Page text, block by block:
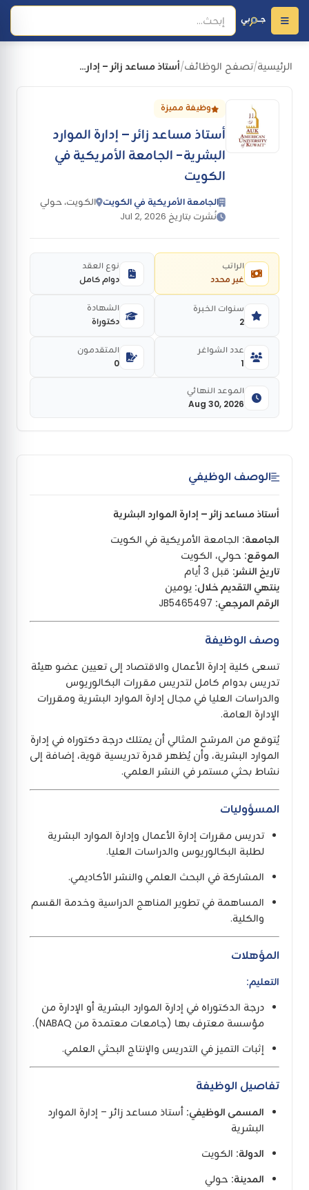
الرئيسية/تصفح الوظائف/ أستاذ مساعد زائر – إدارة الموارد البشرية- الجامعة الأمريكية في الكويت
وظيفة مميزة
أستاذ مساعد زائر – إدارة الموارد
البشرية- الجامعة الأمريكية في
الكويت
الجامعة الأمريكية في الكويت الكويت، حولي
نُشرت بتاريخ Jul 2, 2026
غير محدد
الراتب
دوام كامل
نوع العقد
2
سنوات الخبرة
دكتوراة
الشهادة
1
عدد الشواغر
0
المتقدمون
Aug 30, 2026
الموعد النهائي
الوصف الوظيفي
أستاذ مساعد زائر – إدارة الموارد البشرية
الجامعة: الجامعة الأمريكية في الكويت
الموقع: حولي، الكويت
تاريخ النشر: قبل 3 أيام
ينتهي التقديم خلال: يومين
الرقم المرجعي:
وصف الوظيفة
تسعى كلية إدارة الأعمال والاقتصاد إلى تعيين عضو هيئة
تدريس بدوام كامل لتدريس مقررات البكالوريوس
والدراسات العليا في مجال إدارة الموارد البشرية ومقررات
الإدارة العامة.
يُتوقع من المرشح المثالي أن يمتلك درجة دكتوراه في إدارة
الموارد البشرية، وأن يُظهر قدرة تدريسية قوية، إضافة إلى
نشاط بحثي مستمر في النشر العلمي.
المسؤوليات
تدريس مقررات إدارة الأعمال وإدارة الموارد البشرية
لطلبة البكالوريوس والدراسات العليا.
المشاركة في البحث العلمي والنشر الأكاديمي.
المساهمة في تطوير المناهج الدراسية وخدمة القسم
والكلية.
المؤهلات
التعليم:
درجة الدكتوراه في إدارة الموارد البشرية أو الإدارة من
مؤسسة معترف بها (جامعات معتمدة من NABAQ).
إثبات التميز في التدريس والإنتاج البحثي العلمي.
تفاصيل الوظيفة
المسمى الوظيفي: أستاذ مساعد زائر – إدارة الموارد
البشرية
الدولة: الكويت
المدينة: حولي